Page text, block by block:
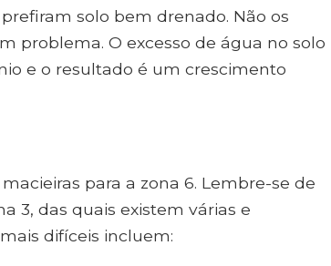
solo bem drenado. Não os
problema. O excesso de água no solo
e o resultado é um crescimento
para a zona 6. Lembre-se de
3, das quais existem várias e
difíceis incluem: